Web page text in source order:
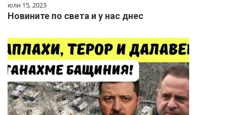
юли 15, 2023
Новините по света и у нас днес